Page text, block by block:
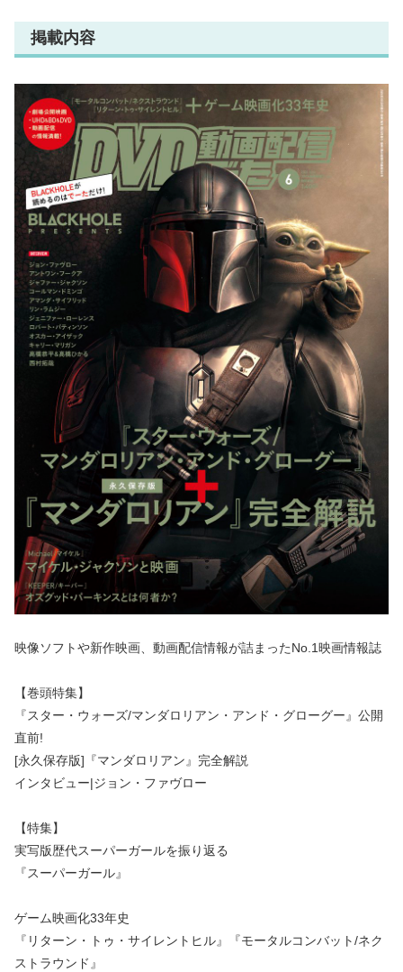
掲載内容
映像ソフトや新作映画、動画配信情報が詰まったNo.1映画情報誌
【巻頭特集】
『スター・ウォーズ/マンダロリアン・アンド・グローグー』公開
直前!
[永久保存版]『マンダロリアン』完全解説
インタビュー|ジョン・ファヴロー
【特集】
実写版歴代スーパーガールを振り返る
『スーパーガール』
ゲーム映画化33年史
『リターン・トゥ・サイレントヒル』『モータルコンバット/ネク
ストラウンド』